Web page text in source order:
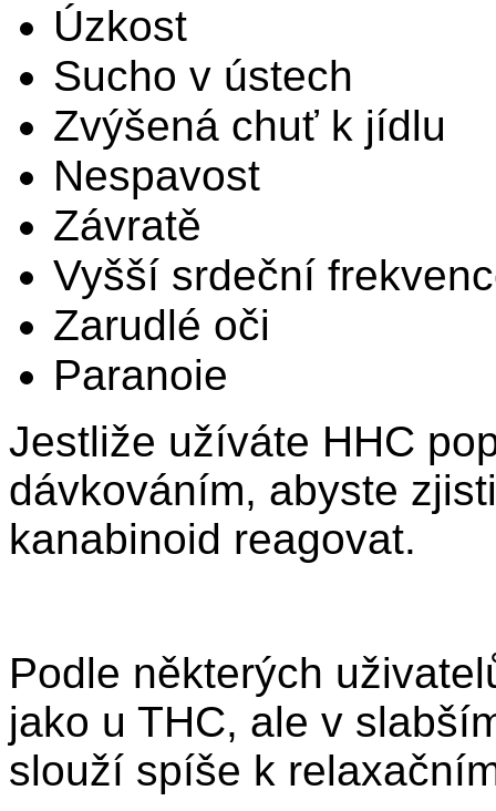
Úzkost
Sucho v ústech
Zvýšená chuť k jídlu
Nespavost
Závratě
Vyšší srdeční
Zarudlé oči
Paranoie
Jestliže užíváte HHC
dávkováním, abyste
kanabinoid reagovat.
Podle některých
jako u THC, ale v
slouží spíše k